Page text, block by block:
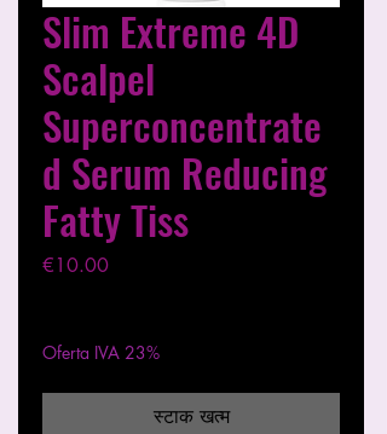
Slim Extreme 4D
Scalpel
Superconcentrate
d Serum Reducing
Fatty Tiss
€10.00मूल्य
Oferta IVA 23%
स्टाक खत्म